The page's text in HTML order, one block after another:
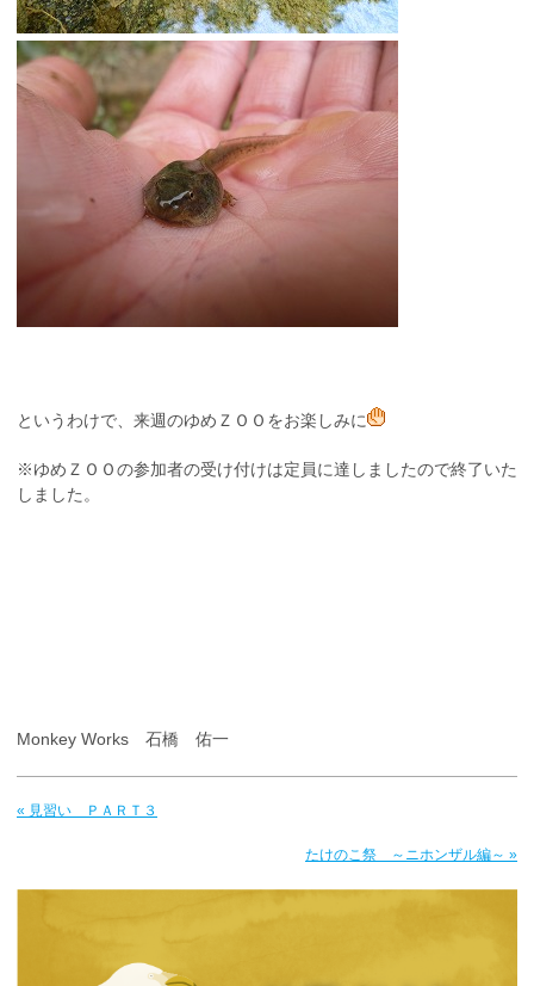
というわけで、来週のゆめＺＯＯをお楽しみに
※ゆめＺＯＯの参加者の受け付けは定員に達しましたので終了いた
しました。
Monkey Works 石橋 佑一
« 見習い ＰＡＲＴ３
たけのこ祭 ～ニホンザル編～ »